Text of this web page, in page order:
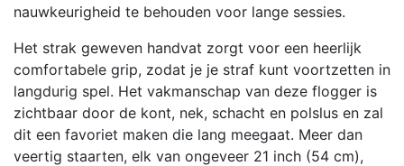
nauwkeurigheid te behouden voor lange sessies.
Het strak geweven handvat zorgt voor een heerlijk
comfortabele grip, zodat je je straf kunt voortzetten in
langdurig spel. Het vakmanschap van deze flogger is
zichtbaar door de kont, nek, schacht en polslus en zal
dit een favoriet maken die lang meegaat. Meer dan
veertig staarten, elk van ongeveer 21 inch (54 cm),